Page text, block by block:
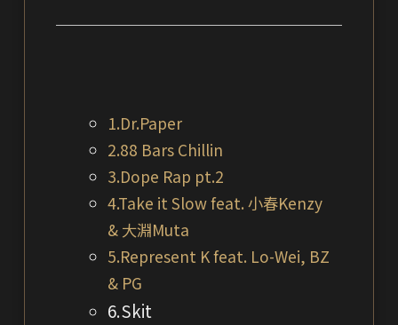
1.Dr.Paper
2.88 Bars Chillin
3.Dope Rap pt.2
4.Take it Slow feat. 小春Kenzy
& 大淵Muta
5.Represent K feat. Lo-Wei, BZ
& PG
6.Skit